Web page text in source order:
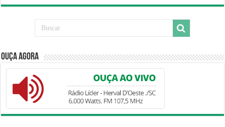
Ouça Agora